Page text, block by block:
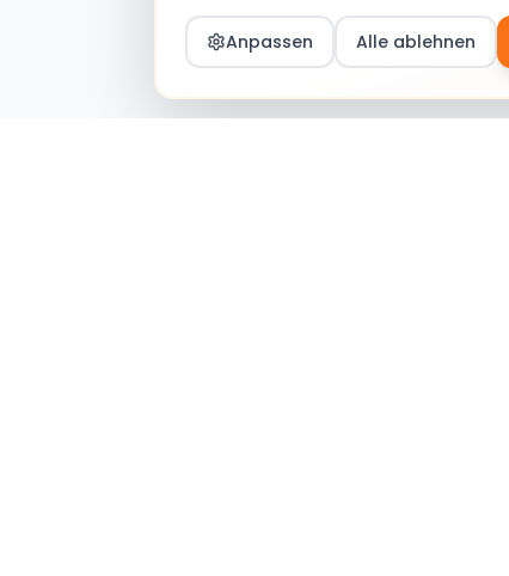
Anpassen Alle ablehnen